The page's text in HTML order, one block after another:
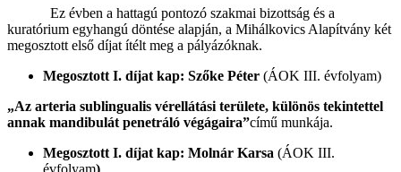
Ez évben a hattagú pontozó szakmai bizottság és a
kuratórium egyhangú döntése alapján, a Mihálkovics Alapítvány két
megosztott első díjat ítélt meg a pályázóknak.
Megosztott I. díjat kap: Szőke Péter (ÁOK III. évfolyam)
„Az arteria sublingualis vérellátási területe, különös tekintettel
annak mandibulát penetráló végágaira”című munkája.
Megosztott I. díjat kap: Molnár Karsa (ÁOK III.